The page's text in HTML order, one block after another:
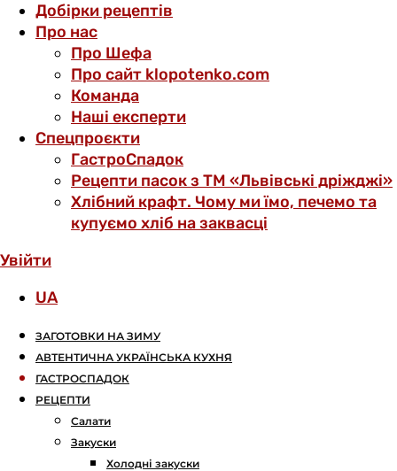
Добірки рецептів
Про нас
Про Шефа
Про сайт klopotenko.com
Команда
Наші експерти
Спецпроєкти
ГастроСпадок
Рецепти пасок з ТМ «Львівські дріжджі»
Хлібний крафт. Чому ми їмо, печемо та
купуємо хліб на заквасці
Увійти
UA
ЗАГОТОВКИ НА ЗИМУ
АВТЕНТИЧНА УКРАЇНСЬКА КУХНЯ
ГАСТРОСПАДОК
РЕЦЕПТИ
Салати
Закуски
Холодні закуски